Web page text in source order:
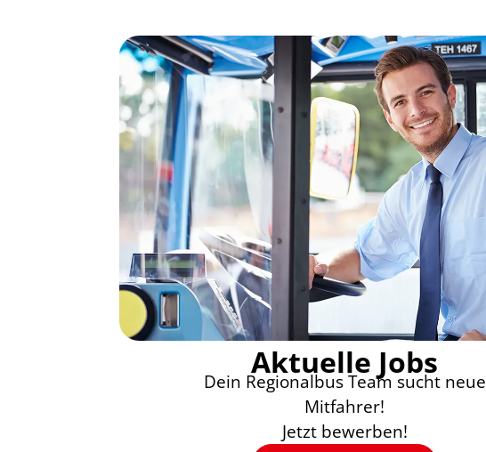
Aktuelle Jobs
Dein Regionalbus Team sucht neue
Mitfahrer!
Jetzt bewerben!